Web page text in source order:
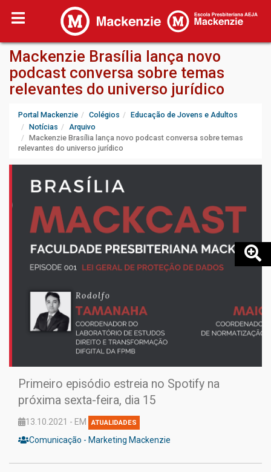
Mackenzie Brasília lança novo
podcast conversa sobre temas
relevantes do universo jurídico
Portal Mackenzie Colégios
Educação de Jovens e Adultos
Notícias
Arquivo
Mackenzie Brasília lança novo podcast conversa sobre temas
relevantes do universo jurídico
Primeiro episódio estreia no Spotify na
próxima sexta-feira, dia 15
13.10.2021 - EM ATUALIDADES
Comunicação - Marketing Mackenzie